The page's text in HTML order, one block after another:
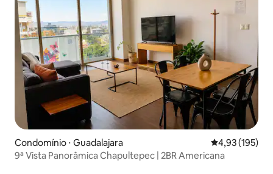
Condomínio ⋅ Guadalajara 4,93 de uma
4,93 (195)
9ª Vista Panorâmica Chapultepec | 2BR Americana